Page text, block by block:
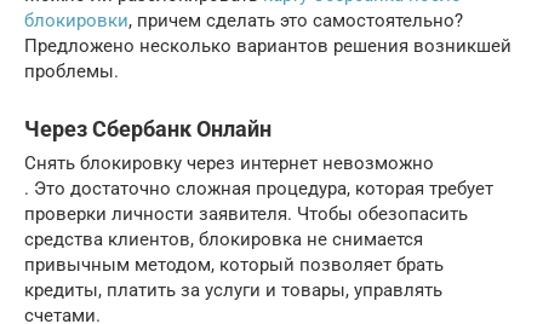
блокировки, причем сделать это самостоятельно?
Предложено несколько вариантов решения возникшей
проблемы.
Через Сбербанк Онлайн
Снять блокировку через интернет невозможно
. Это достаточно сложная процедура, которая требует
проверки личности заявителя. Чтобы обезопасить
средства клиентов, блокировка не снимается
привычным методом, который позволяет брать
кредиты, платить за услуги и товары, управлять
счетами.